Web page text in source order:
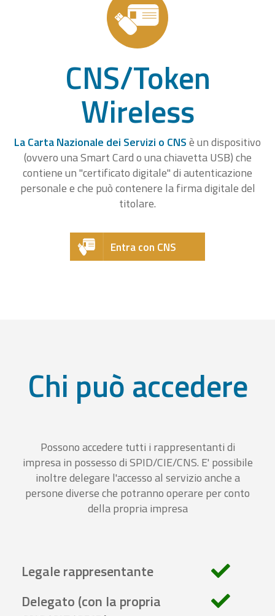
CNS/Token
Wireless
La Carta Nazionale dei Servizi o CNSè un dispositivo
(ovvero una Smart Card o una chiavetta USB) che
contiene un "certificato digitale" di autenticazione
personale e che può contenere la firma digitale del
titolare.
Entra con CNS
Chi può accedere
Possono accedere tutti i rappresentanti di
impresa in possesso di SPID/CIE/CNS. E' possibile
inoltre delegare l'accesso al servizio anche a
persone diverse che potranno operare per conto
della propria impresa
Legale rappresentante
Delegato (con la propria